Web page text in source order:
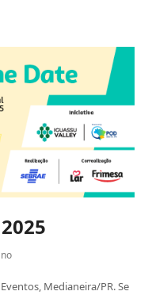
Medianeira/PR. Se